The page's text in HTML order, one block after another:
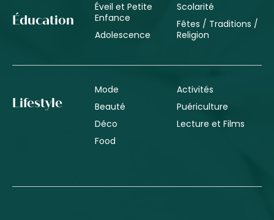
Éducation
Éveil et Petite
Enfance
Adolescence
Scolarité
Fêtes / Traditions /
Religion
Lifestyle
Mode
Beauté
Déco
Food
Activités
Puériculture
Lecture et Films